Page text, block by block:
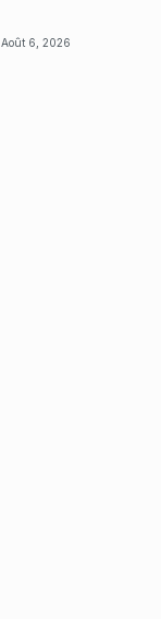
Août 6, 2026